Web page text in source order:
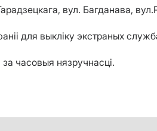
вул. Багданава,
для выкліку экстраных
часовыя нязручнасці.